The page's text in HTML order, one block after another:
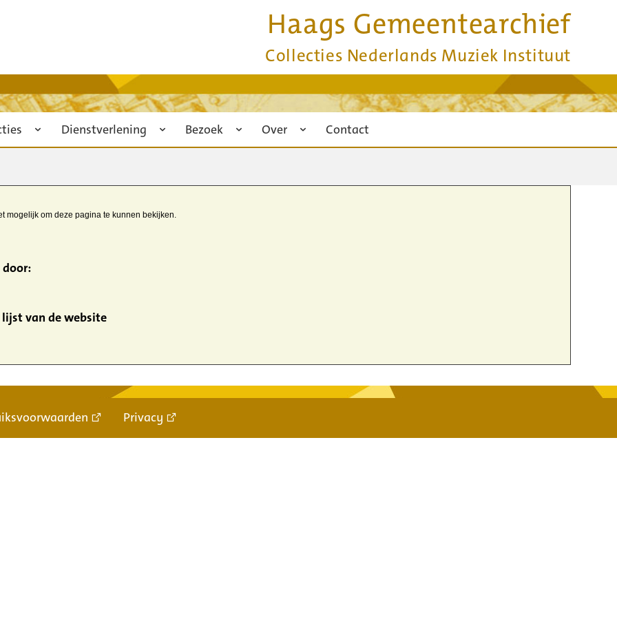
Haags Gemeentearchief
Collecties Nederlands Muziek Instituut
Dienstverlening Bezoek Over Contact
mogelijk om deze pagina te kunnen bekijken.
van de website
Privacy